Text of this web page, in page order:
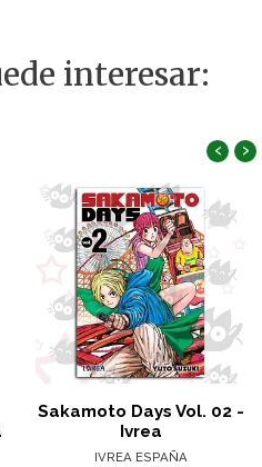
interesar:
Sakamoto Days Vol. 02 -
Ivrea
IVREA ESPAÑA
‹ ›